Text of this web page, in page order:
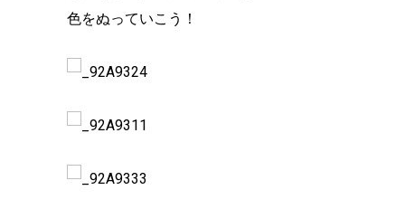
色をぬっていこう！